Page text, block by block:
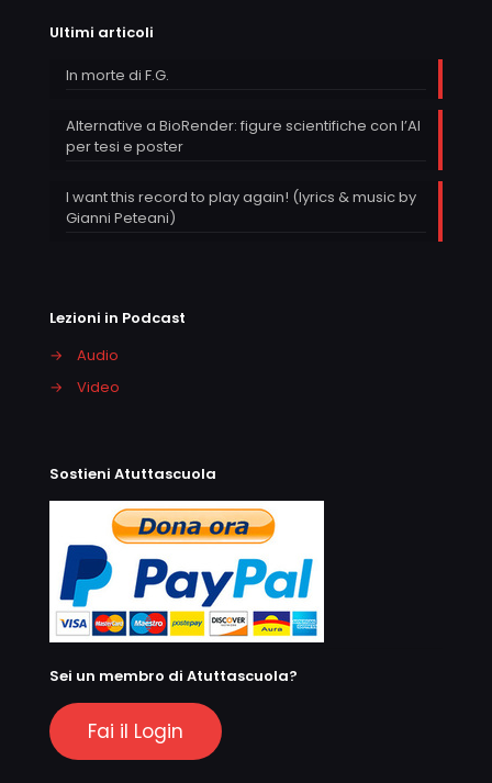
Ultimi articoli
In morte di F.G.
Alternative a BioRender: figure scientifiche con l’AI
per tesi e poster
I want this record to play again! (lyrics & music by
Gianni Peteani)
Lezioni in Podcast
→
Audio
→
Video
Sostieni Atuttascuola
Sei un membro di Atuttascuola?
Fai il Login